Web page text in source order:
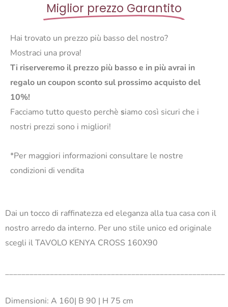
Miglior prezzo Garantito
Hai trovato un prezzo più basso del nostro?
Mostraci una prova!
Ti riserveremo il prezzo più basso e in più avrai in
regalo un coupon sconto sul prossimo acquisto del
10%!
Facciamo tutto questo perchè siamo così sicuri che i
nostri prezzi sono i migliori!
*Per maggiori informazioni consultare le nostre
condizioni di vendita
Dai un tocco di raffinatezza ed eleganza alla tua casa con il
nostro arredo da interno. Per uno stile unico ed originale
scegli il TAVOLO KENYA CROSS 160X90
______________________________________________________
Dimensioni: A 160| B 90 | H 75 cm